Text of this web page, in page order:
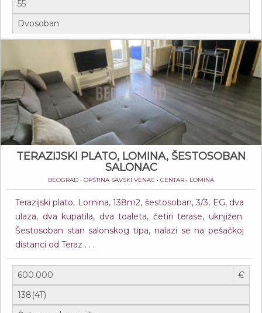
TERAZIJSKI PLATO, LOMINA, ŠESTOSOBAN
SALONAC
BEOGRAD • OPŠTINA SAVSKI VENAC • CENTAR • LOMINA
Terazijski plato, Lomina, 138m2, šestosoban, 3/3, EG, dva
ulaza, dva kupatila, dva toaleta, četiri terase, uknjižen.
Šestosoban stan salonskog tipa, nalazi se na pešačkoj
distanci od Teraz . . .
€